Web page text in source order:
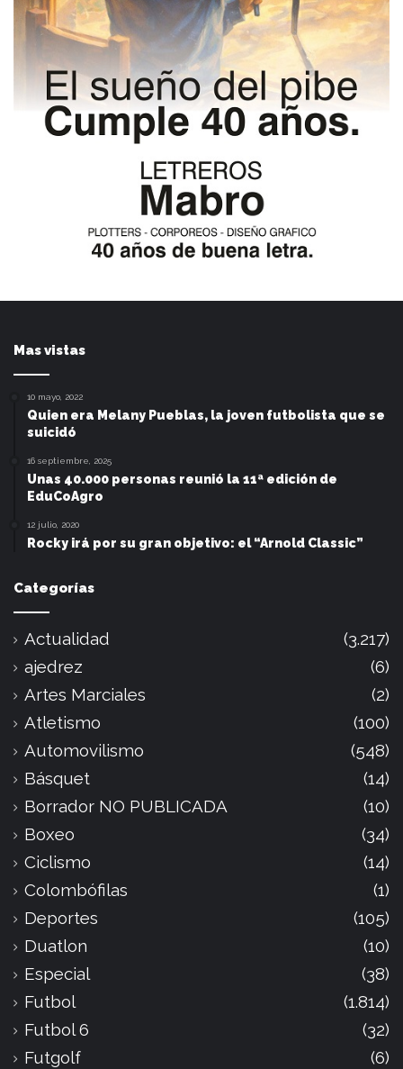
Mas vistas
10 mayo, 2022
Quien era Melany Pueblas, la joven futbolista que se
suicidó
16 septiembre, 2025
Unas 40.000 personas reunió la 11ª edición de
EduCoAgro
12 julio, 2020
Rocky irá por su gran objetivo: el “Arnold Classic”
Categorías
Actualidad
(3.217)
ajedrez
(6)
Artes Marciales
(2)
Atletismo
(100)
Automovilismo
(548)
Básquet
(14)
Borrador NO PUBLICADA
(10)
Boxeo
(34)
Ciclismo
(14)
Colombófilas
(1)
Deportes
(105)
Duatlon
(10)
Especial
(38)
Futbol
(1.814)
Futbol 6
(32)
Futgolf
(6)